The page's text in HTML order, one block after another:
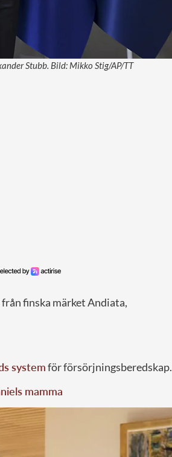
Stubb. Bild: Mikko Stig/AP/TT
finska märket Andiata,
systemför försörjningsberedskap.
mamma